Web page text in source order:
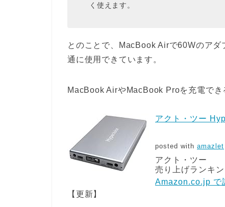
く使えます。
とのことで、MacBook Airで60Wのア
通に使用できています。
MacBook AirやMacBook Proを充電でき
アクト・ツー
posted with amazlet
アクト・ツー
売り上げランキ
Amazon.co.jp で
【更新】